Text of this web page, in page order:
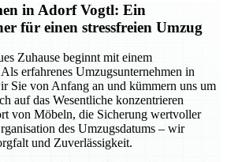
in Adorf Vogtl: Ein
für einen stressfreien Umzug
Zuhause beginnt mit einem
erfahrenes Umzugsunternehmen in
Sie von Anfang an und kümmern uns um
auf das Wesentliche konzentrieren
von Möbeln, die Sicherung wertvoller
des Umzugsdatums – wir
und Zuverlässigkeit.